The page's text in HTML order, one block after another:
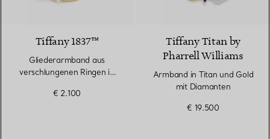
Tiffany 1837™
Gliederarmband aus
verschlungenen Ringen in
€ 2.100
Tiffany Titan by
Pharrell Williams
Armband in Titan und Gold
mit Diamanten
€ 19.500